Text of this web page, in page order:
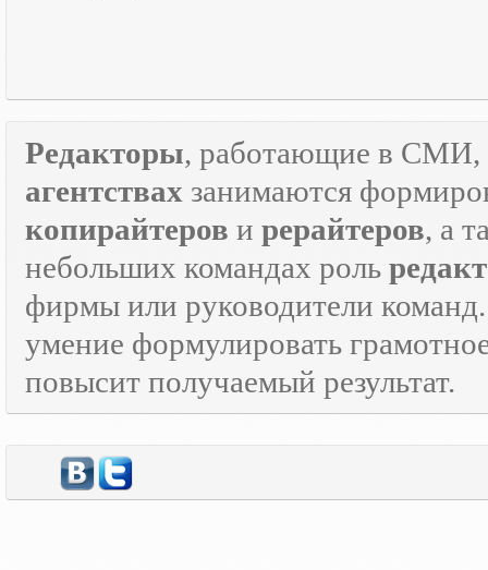
Редакторы, работающие в СМИ,
агентствах занимаются
копирайтеров и рерайтеров, а
небольших командах роль
фирмы или руководители
умение формулировать
повысит получаемый результат.